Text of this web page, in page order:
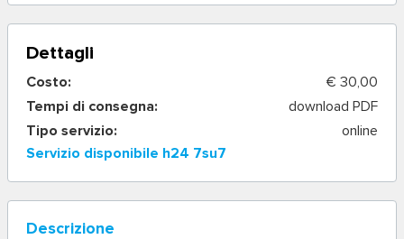
Dettagli
Costo:
€ 30,00
Tempi di consegna:
download PDF
Tipo servizio:
online
Servizio disponibile h24 7su7
Descrizione